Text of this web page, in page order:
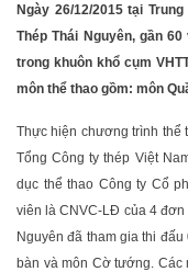
Ngày 26/12/2015 tại
Thép Thái Nguyên, gần
trong khuôn khổ cụm
môn thể thao gồm: môn
Thực hiện chương trình thể
Tổng Công ty thép Việt
dục thể thao Công ty Cổ
viên là CNVC-LĐ của 4 đơn
Nguyên đã tham gia thi
bàn và môn Cờ tướng. Các